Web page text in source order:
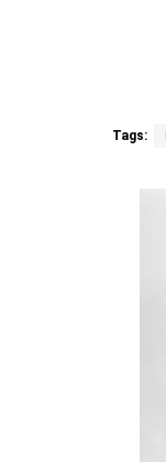
Tags: